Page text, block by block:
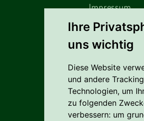
Ihre
uns wichtig
Diese Website
und andere
Technologien, um
zu folgenden
verbessern: um
Impressum
Alles rund um den
Liefer- Und
AGB